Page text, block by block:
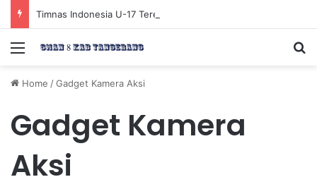
Menu
Home /Gadget Kamera Aksi
Gadget Kamera
Aksi